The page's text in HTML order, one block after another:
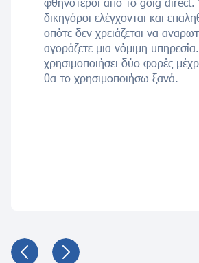
δικηγόροι ελέγχονται και
οπότε δεν χρειάζεται να
αγοράζετε μια νόμιμη
χρησιμοποιήσει δύο φορές
θα το χρησιμοποιήσω ξανά.